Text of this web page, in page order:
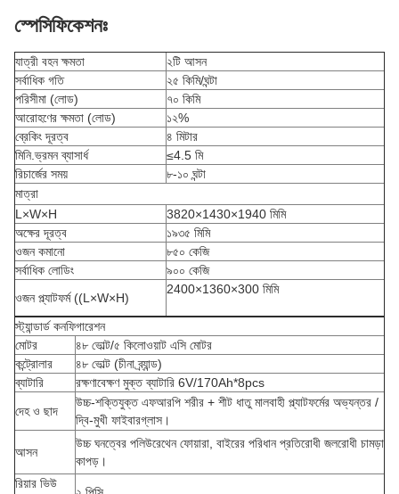
স্পেসিফিকেশনঃ
যাত্রী বহন ক্ষমতা
২টি আসন
সর্বাধিক গতি
২৫ কিমি/ঘন্টা
পরিসীমা (লোড)
৭০ কিমি
আরোহণের ক্ষমতা (লোড)
১২%
ব্রেকিং দূরত্ব
৪ মিটার
মিনি.ভ্রমন ব্যাসার্ধ
≤4.5 মি
রিচার্জের সময়
৮-১০ ঘন্টা
মাত্রা
L×W×H
3820×1430×1940 মিমি
অক্ষের দূরত্ব
১৯৩৫ মিমি
ওজন কমানো
৮৫০ কেজি
সর্বাধিক লোডিং
৯০০ কেজি
ওজন প্ল্যাটফর্ম ((L×W×H)
2400×1360×300 মিমি
স্ট্যান্ডার্ড কনফিগারেশন
মোটর
৪৮ ভোল্ট/৫ কিলোওয়াট এসি মোটর
কন্ট্রোলার
৪৮ ভোল্ট (চীনা ব্র্যান্ড)
ব্যাটারি
রক্ষণাবেক্ষণ মুক্ত ব্যাটারি 6V/170Ah*8pcs
দেহ ও ছাদ
উচ্চ-শক্তিযুক্ত এফআরপি শরীর + শীট ধাতু মালবাহী প্ল্যাটফর্মের অভ্যন্তর /
দ্বি-মুখী ফাইবারগ্লাস।
আসন
উচ্চ ঘনত্বের পলিউরেথেন ফোয়ারা, বাইরের পরিধান প্রতিরোধী জলরোধী চামড়া
কাপড়।
রিয়ার ভিউ